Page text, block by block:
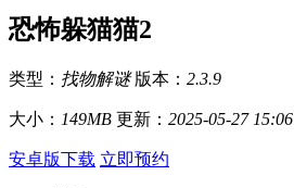
恐怖躲猫猫2
类型： 找物解谜 版本： 2.3.9
大小： 149MB 更新： 2025-05-27 15:06
安卓版下载 立即预约